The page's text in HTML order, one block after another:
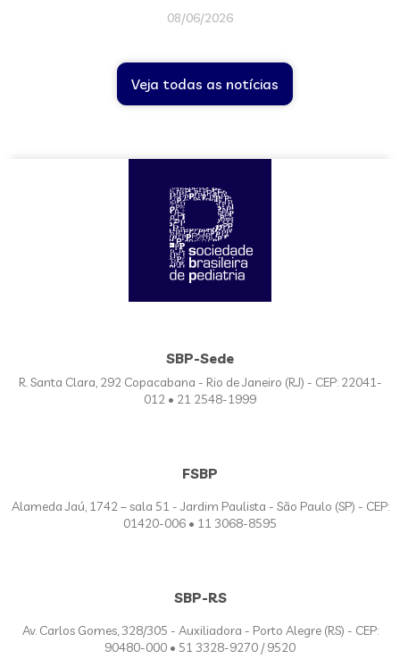
08/06/2026
Veja todas as notícias
SBP-Sede
R. Santa Clara, 292 Copacabana - Rio de Janeiro (RJ) - CEP: 22041-
012 • 21 2548-1999
FSBP
Alameda Jaú, 1742 – sala 51 - Jardim Paulista - São Paulo (SP) - CEP:
01420-006 • 11 3068-8595
SBP-RS
Av. Carlos Gomes, 328/305 - Auxiliadora - Porto Alegre (RS) - CEP:
90480-000 • 51 3328-9270 / 9520